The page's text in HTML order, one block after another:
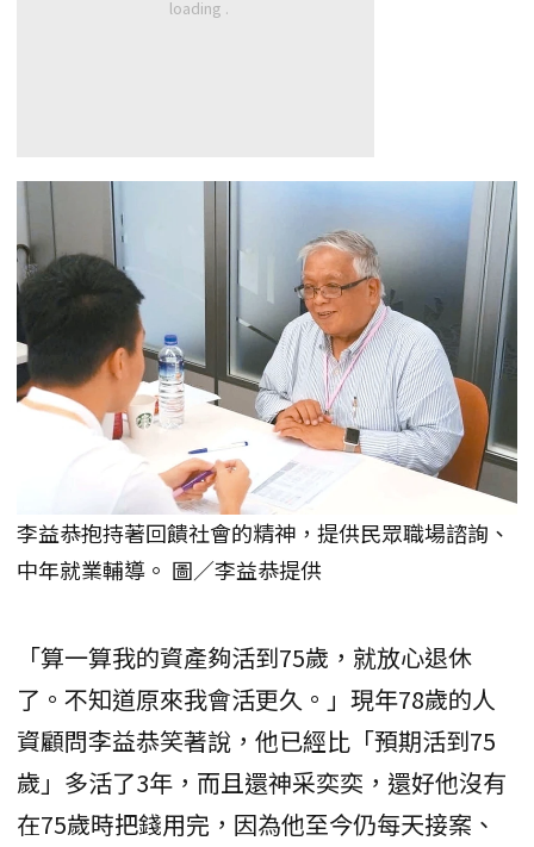
李益恭抱持著回饋社會的精神，提供民眾職場諮詢、
中年就業輔導。 圖／李益恭提供
「算一算我的資產夠活到75歲，就放心退休
了。不知道原來我會活更久。」現年78歲的人
資顧問李益恭笑著說，他已經比「預期活到75
歲」多活了3年，而且還神采奕奕，還好他沒有
在75歲時把錢用完，因為他至今仍每天接案、